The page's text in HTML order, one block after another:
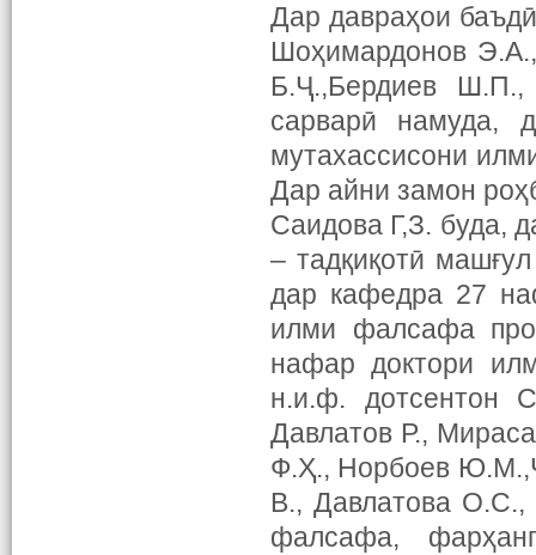
Дар давраҳои
Шоҳимардонов
Б.Ҷ.,Бердиев
сарварӣ намуда,
мутахассисони
Дар айни замон
Саидова Г,З. буда,
– тадқиқотӣ
дар кафедра 27
илми фалсафа
нафар доктори
н.и.ф. дотсентон
Давлатов Р.,
Ф.Ҳ., Норбоев
В., Давлатова О.С.,
фалсафа,